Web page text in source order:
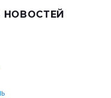
НОВОСТЕЙ